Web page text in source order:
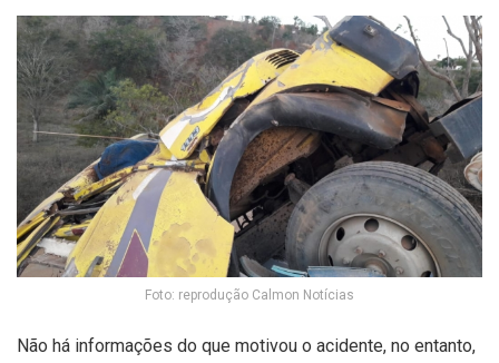
Foto: reprodução Calmon Notícias
Não há informações do que motivou o acidente, no entanto,